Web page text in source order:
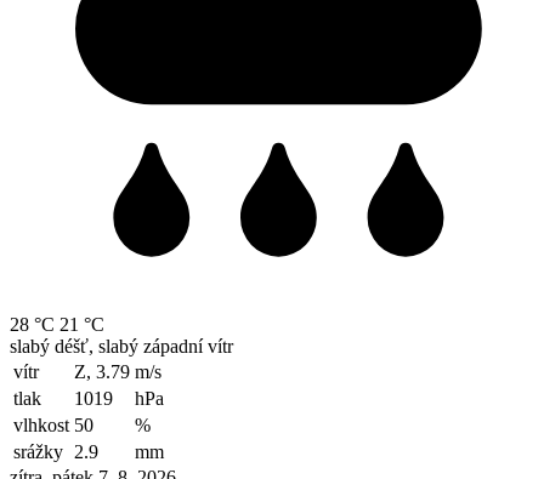
28 °C 21 °C
slabý déšť, slabý západní vítr
vítr
Z, 3.79 m/s
tlak
1019
hPa
vlhkost 50
%
srážky 2.9
mm